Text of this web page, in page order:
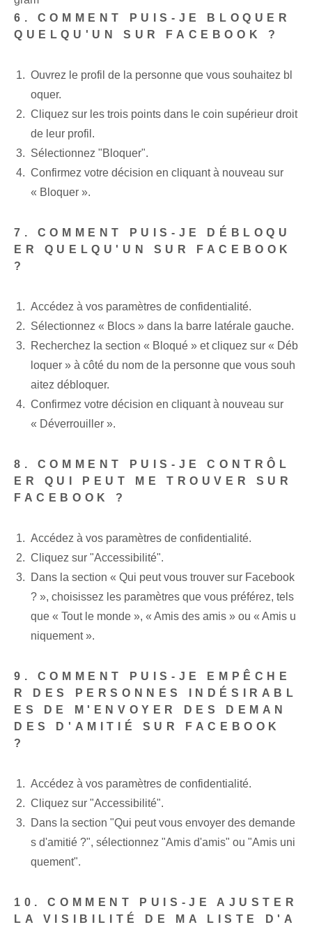
6. COMMENT PUIS-JE BLOQUER
QUELQU'UN SUR FACEBOOK ?
Ouvrez le profil de la personne que vous souhaitez bl
oquer.
Cliquez sur les trois points dans le coin supérieur droit
de leur profil.
Sélectionnez "Bloquer".
Confirmez votre décision en cliquant à nouveau sur
« Bloquer ».
7. COMMENT PUIS-JE DÉBLOQU
ER QUELQU'UN SUR FACEBOOK
?
Accédez à vos paramètres de confidentialité.
Sélectionnez « Blocs » dans la barre latérale gauche.
Recherchez la section « Bloqué » et cliquez sur « Déb
loquer » à côté du nom de la personne que vous souh
aitez débloquer.
Confirmez votre décision en cliquant à nouveau sur
« Déverrouiller ».
8. COMMENT PUIS-JE CONTRÔL
ER QUI PEUT ME TROUVER SUR
FACEBOOK ?
Accédez à vos paramètres de confidentialité.
Cliquez sur "Accessibilité".
Dans la section « Qui peut vous trouver sur Facebook
? », choisissez les paramètres que vous préférez, tels
que « Tout le monde », « Amis des amis » ou « Amis u
niquement ».
9. COMMENT PUIS-JE EMPÊCHE
R DES PERSONNES INDÉSIRABL
ES DE M'ENVOYER DES DEMAN
DES D'AMITIÉ SUR FACEBOOK
?
Accédez à vos paramètres de confidentialité.
Cliquez sur "Accessibilité".
Dans la section "Qui peut vous envoyer des demande
s d'amitié ?", sélectionnez "Amis d'amis" ou "Amis uni
quement".
10. COMMENT PUIS-JE AJUSTER
LA VISIBILITÉ DE MA LISTE D'A